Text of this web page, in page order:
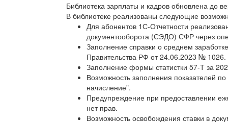
Библиотека зарплаты и кадров обновлена до
В библиотеке реализованы следующие
Для абонентов 1С-Отчетности
документооборота (СЭДО) СФР через
Заполнение справки о среднем
Правительства РФ от 24.06.2023 № 1026.
Заполнение формы статистки 57-Т за
Возможность заполнения показателей
начисление".
Предупреждение при предоставлении
нет прав.
Возможность освобождения ставки в